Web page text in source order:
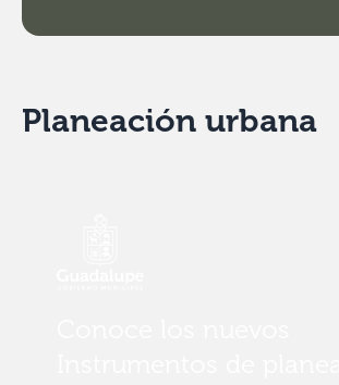
Planeación urbana